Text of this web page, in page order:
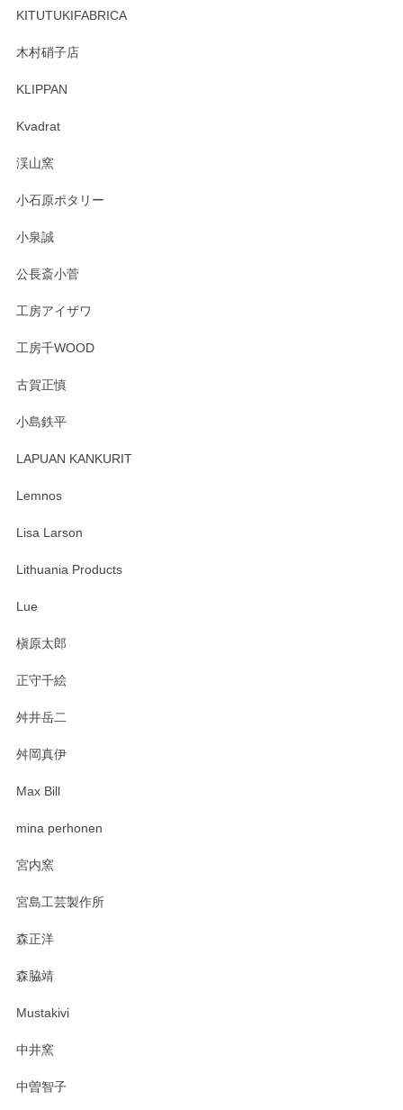
しくお願いいたします。
淡いグリーンのカラーがとても可愛いです❤️ ありがとうござ
す。 素敵な湯呑みでとても気に入りました。 発送も早く、
たm(_)m
います。無事に届いたようで安心いたしまし
おかけしました。 ありがとうございます。
KITUTUKIFABRICA
木村硝子店
KLIPPAN
Kvadrat
渓山窯
小石原ポタリー
小泉誠
公長斎小菅
工房アイザワ
工房千WOOD
古賀正慎
小島鉄平
LAPUAN KANKURIT
Lemnos
Lisa Larson
Lithuania Products
Lue
槇原太郎
正守千絵
舛井岳二
舛岡真伊
Max Bill
mina perhonen
宮内窯
宮島工芸製作所
森正洋
森脇靖
Mustakivi
中井窯
中曽智子